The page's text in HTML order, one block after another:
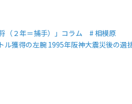
（２年＝捕手）」コラム # 相模原
ル獲得の左腕 1995年阪神大震災後の